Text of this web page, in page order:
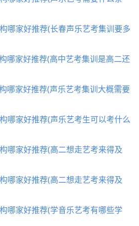
哪家好推荐(长春声乐艺考集训要多
哪家好推荐(高中艺考集训是高二还
哪家好推荐(声乐艺考集训大概需要
哪家好推荐(声乐艺考生可以考什么
哪家好推荐(高二想走艺考来得及
哪家好推荐(高二想走艺考来得及
哪家好推荐(学音乐艺考有哪些学